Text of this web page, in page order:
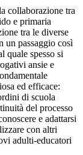
collaborazione tra
e primaria
tra le diverse
un passaggio così
quale spesso si
ansie e
ed efficace:
di scuola
del processo
e adattarsi
con altri
adulti-educatori